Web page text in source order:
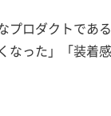
プロダクトであ
なった」「装着